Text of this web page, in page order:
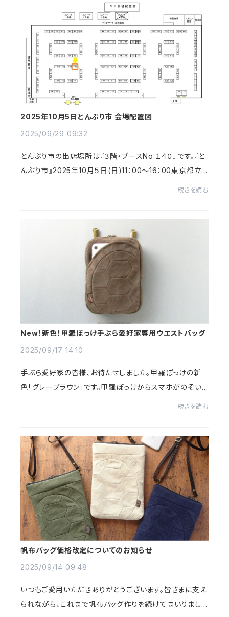
2025年10月5日とんぶり市 会場配置図
2025/09/29 09:32
とんぶり市の出店場所は『３階・ブースNo.１４０』です。『と
んぶり市』2025年10月５日(日)11：00～16：00東京都立
続きを読む
New！新色！甲羅ぽっけ手ぶら愛好家専用ウエストバッグ
2025/09/17 14:10
手ぶら愛好家の皆様、お待たせしました。甲羅ぽっけの新
色「グレーブラウン」です。甲羅ぽっけからスマホがのぞい
続きを読む
帆布バッグ価格改定についてのお知らせ
2025/09/14 09:48
いつもご愛用いただきありがとうございます。皆さまに支え
られながら、これまで帆布バッグ作りを続けてまいりました